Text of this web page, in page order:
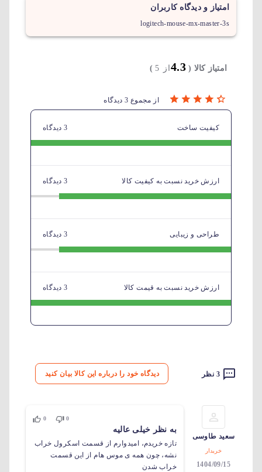
امتیاز و دیدگاه کاربران
logitech-mouse-mx-master-3s
امتیاز کالا (4.3از 5 )
از مجموع 3 دیدگاه
کیفیت ساخت 3 دیدگاه
ارزش خرید نسبت به کیفیت کالا 3 دیدگاه
طراحی و زیبایی 3 دیدگاه
ارزش خرید نسبت به قیمت کالا 3 دیدگاه
3 نظر دیدگاه خود را درباره این کالا بیان کنید
سعید طاوسی
خریدار
1404/09/15
0
0
به نظر خیلی عالیه
تازه خریدم، امیدوارم از قسمت اسکرول خراب
نشه، چون همه ی موس هام از این قسمت
خراب شدن